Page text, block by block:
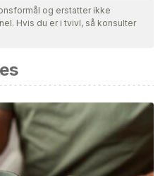
aktualitet og validitet.
betragtet som pålidelig og af
MZ, Ibraheem ZO, Yam MF.
uses, phytochemistry,
J Med Food. 2012
jmf.2011.1973. Epub 2012 Jun
MR, Habibi M, Bouzari S,
og erstatter ikke
Hvis du er i tvivl, så konsulter